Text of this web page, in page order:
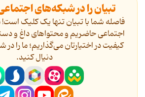
تبیان را در شبکه‌های
فاصله شما با تبیان تنها یک کلیک
اجتماعی حاضریم و محتواهای داغ و
کیفیت در اختیارتان می‌گذاریم؛ ما را
دنیال کنید.